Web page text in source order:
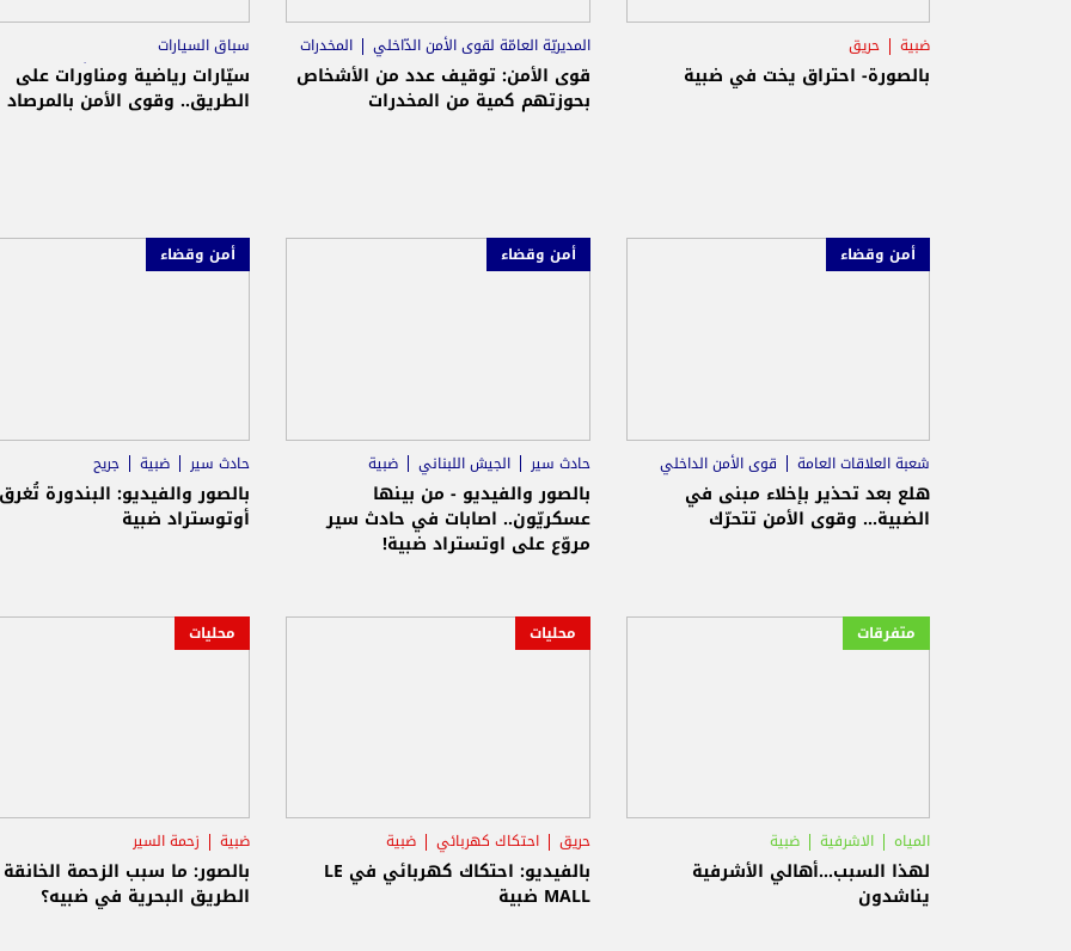
ضبية حريق
بالصورة- احتراق يخت في ضبية
المديريّة العامّة لقوى الأمن الدّاخلي
المخدرات
ضبية
قوى الأمن: توقيف عدد من الأشخاص
بحوزتهم كمية من المخدرات
سباق السيارات
المديريّة العامّة لقوى الأمن الدّاخلي
سيّارات رياضية ومناورات على
الطريق.. وقوى الأمن بالمرصاد
أمن وقضاء
شعبة العلاقات العامة
قوى الأمن الداخلي
اسرائيل
هلع بعد تحذير بإخلاء مبنى في
الضبية... وقوى الأمن تتحرّك
أمن وقضاء
حادث سير الجيش اللبناني ضبية
بالصور والفيديو - من بينها
عسكريّون.. اصابات في حادث سير
مروّع على اوتستراد ضبية!
أمن وقضاء
حادث سير ضبية جريح
بالصور والفيديو: البندورة تُغرق
أوتوستراد ضبية
متفرقات
المياه الاشرفية ضبية
لهذا السبب...أهالي الأشرفية
يناشدون
محليات
حريق احتكاك كهربائي ضبية
بالفيديو: احتكاك كهربائي في LE
MALL ضبية
محليات
ضبية زحمة السير
بالصور: ما سبب الزحمة
الطريق البحرية في ضبيه؟